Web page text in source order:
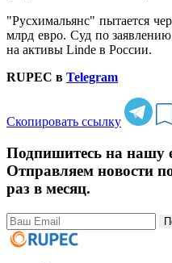
"Русхимальянс" пытается
млрд евро. Суд по
на активы Linde в России.
RUPEC в Telegram
Скопировать ссылку
Подпишитесь на нашу
Отправляем новости
раз в месяц.